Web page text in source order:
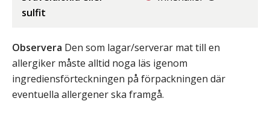
sulfit
Observera Den som lagar/serverar mat till en
allergiker måste alltid noga läs igenom
ingrediensförteckningen på förpackningen där
eventuella allergener ska framgå.